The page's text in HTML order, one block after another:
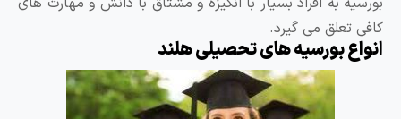
تعلق می گیرد.
بورسیه های تحصیلی هلند